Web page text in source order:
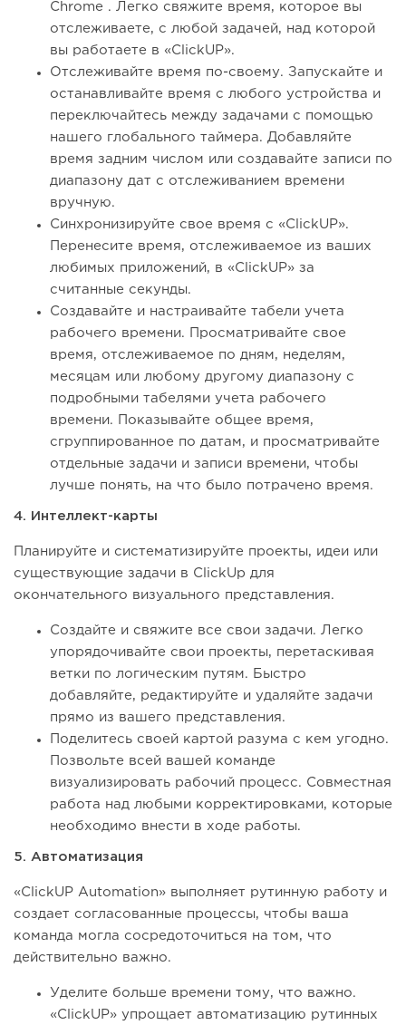
Chrome . Легко свяжите время, которое вы
отслеживаете, с любой задачей, над которой
вы работаете в «ClickUP».
Отслеживайте время по-своему. Запускайте и
останавливайте время с любого устройства и
переключайтесь между задачами с помощью
нашего глобального таймера. Добавляйте
время задним числом или создавайте записи по
диапазону дат с отслеживанием времени
вручную.
Синхронизируйте свое время с «ClickUP».
Перенесите время, отслеживаемое из ваших
любимых приложений, в «ClickUP» за
считанные секунды.
Создавайте и настраивайте табели учета
рабочего времени. Просматривайте свое
время, отслеживаемое по дням, неделям,
месяцам или любому другому диапазону с
подробными табелями учета рабочего
времени. Показывайте общее время,
сгруппированное по датам, и просматривайте
отдельные задачи и записи времени, чтобы
лучше понять, на что было потрачено время.
4. Интеллект-карты
Планируйте и систематизируйте проекты, идеи или
существующие задачи в ClickUp для
окончательного визуального представления.
Создайте и свяжите все свои задачи. Легко
упорядочивайте свои проекты, перетаскивая
ветки по логическим путям. Быстро
добавляйте, редактируйте и удаляйте задачи
прямо из вашего представления.
Поделитесь своей картой разума с кем угодно.
Позвольте всей вашей команде
визуализировать рабочий процесс. Совместная
работа над любыми корректировками, которые
необходимо внести в ходе работы.
5. Автоматизация
«ClickUP Automation» выполняет рутинную работу и
создает согласованные процессы, чтобы ваша
команда могла сосредоточиться на том, что
действительно важно.
Уделите больше времени тому, что важно.
«ClickUP» упрощает автоматизацию рутинных